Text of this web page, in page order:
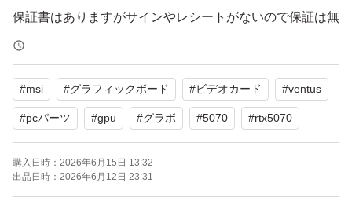
保証書はありますがサインやレシートがないので保証は無
いです。
申し訳ありませんがすり替え防止のため購入後に返品返金
#msi #グラフィックボード #ビデオカード #ventus
#pcパーツ #gpu #グラボ #5070 #rtx5070
購入日時： 2026年6月15日 13:32
出品日時： 2026年6月12日 23:31